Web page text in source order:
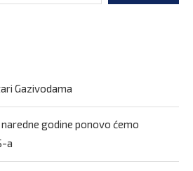
Gazivodama
godine ponovo ćemo
a